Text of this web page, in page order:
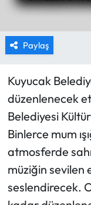
Paylaş
Kuyucak
düzenlenecek
Belediyesi
Binlerce mum
atmosferde
müziğin sevilen
seslendirecek.
YAŞAM
RESMİ
HABER İLAN